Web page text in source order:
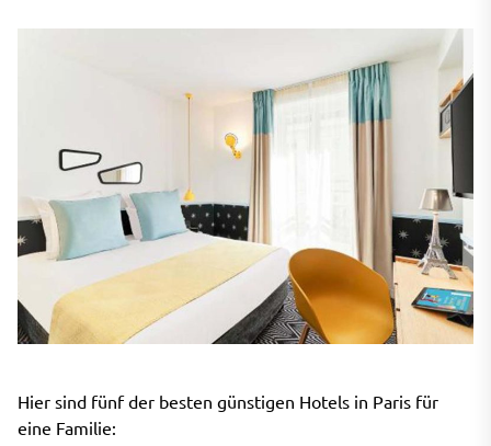
Hier sind fünf der besten günstigen Hotels in Paris für
eine Familie: